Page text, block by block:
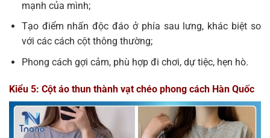
mạnh của mình;
Tạo điểm nhấn độc đáo ở phía sau lưng, khác biệt so
với các cách cột thông thường;
Phong cách gợi cảm, phù hợp đi chơi, dự tiệc, hẹn hò.
Kiểu 5: Cột áo thun thành vạt chéo phong cách Hàn Quốc